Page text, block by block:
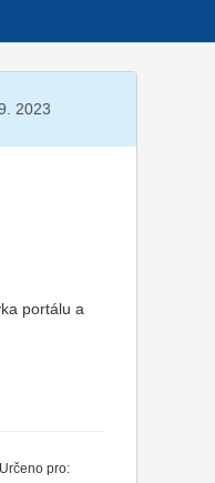
2023
portálu a
Určeno pro: